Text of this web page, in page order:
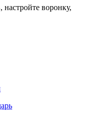
настройте воронку,